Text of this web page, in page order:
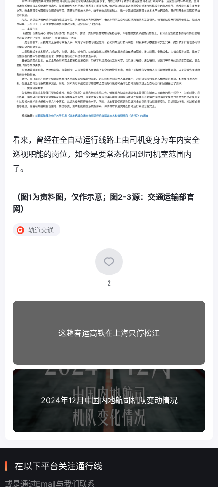
看来，曾经在全自动运行线路上由司机变身为车内安全
巡视职能的岗位，如今是要常态化回到司机室范围内
了。
（图1为资料图，仅作示意；图2-3源：交通运输部官
网）
轨道交通
2
这趟春运高铁在上海只停松江
2024年12月中国内地航司机队变动情况
在以下平台关注通行线
或是通过Email与我们联系